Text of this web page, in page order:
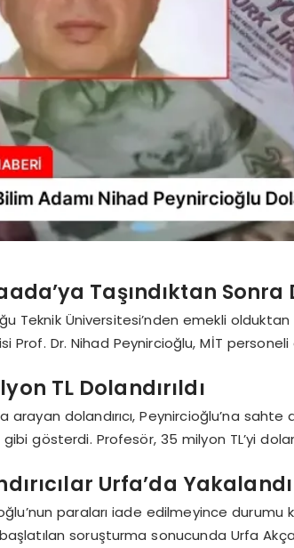
Taşındıktan Sonra
Teknik Üniversitesi’nden emekli
Prof. Dr. Nihad Peynircioğlu, MİT
TL Dolandırıldı
arayan dolandırıcı, Peynircioğlu’na
gibi gösterdi. Profesör, 35 milyon TL’yi
Urfa’da Yakalandı
paraları iade edilmeyince durumu
soruşturma sonucunda Urfa